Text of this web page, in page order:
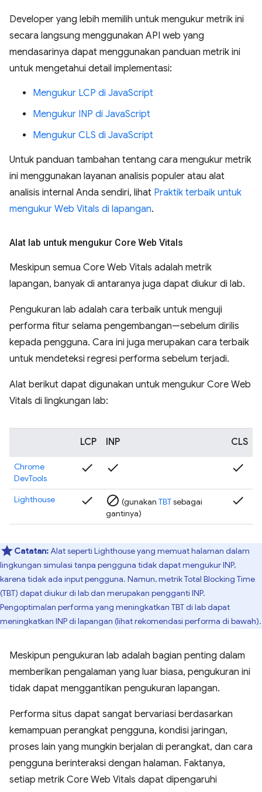
Developer yang lebih memilih untuk mengukur metrik ini
secara langsung menggunakan API web yang
mendasarinya dapat menggunakan panduan metrik ini
untuk mengetahui detail implementasi:
Mengukur LCP di JavaScript
Mengukur INP di JavaScript
Mengukur CLS di JavaScript
Untuk panduan tambahan tentang cara mengukur metrik
ini menggunakan layanan analisis populer atau alat
analisis internal Anda sendiri, lihat Praktik terbaik untuk
mengukur Web Vitals di lapangan.
Alat lab untuk mengukur Core Web Vitals
Meskipun semua Core Web Vitals adalah metrik
lapangan, banyak di antaranya juga dapat diukur di lab.
Pengukuran lab adalah cara terbaik untuk menguji
performa fitur selama pengembangan—sebelum dirilis
kepada pengguna. Cara ini juga merupakan cara terbaik
untuk mendeteksi regresi performa sebelum terjadi.
Alat berikut dapat digunakan untuk mengukur Core Web
Vitals di lingkungan lab:
LCP INP CLS
Chrome
DevTools
check check check
Lighthouse check block (gunakan TBTsebagai
gantinya)
check
Catatan:Alat seperti Lighthouse yang memuat halaman dalam
lingkungan simulasi tanpa pengguna tidak dapat mengukur INP,
karena tidak ada input pengguna. Namun, metrik Total Blocking Time
(TBT) dapat diukur di lab dan merupakan pengganti INP.
Pengoptimalan performa yang meningkatkan TBT di lab dapat
meningkatkan INP di lapangan (lihat rekomendasi performa di bawah).
Meskipun pengukuran lab adalah bagian penting dalam
memberikan pengalaman yang luar biasa, pengukuran ini
tidak dapat menggantikan pengukuran lapangan.
Performa situs dapat sangat bervariasi berdasarkan
kemampuan perangkat pengguna, kondisi jaringan,
proses lain yang mungkin berjalan di perangkat, dan cara
pengguna berinteraksi dengan halaman. Faktanya,
setiap metrik Core Web Vitals dapat dipengaruhi